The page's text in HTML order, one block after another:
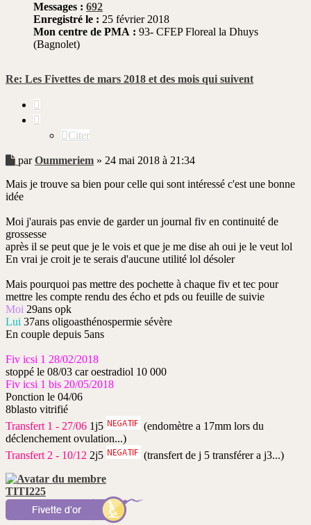
Messages : 692
Enregistré le : 25 février 2018
Mon centre de PMA : 93- CFEP Floreal la Dhuys
(Bagnolet)
Re: Les Fivettes de mars 2018 et des mois qui suivent
Citer
Message
lu
parOummeriem » 24 mai 2018 à 21:34
Mais je trouve sa bien pour celle qui sont intéressé c'est une bonne
idée
Moi j'aurais pas envie de garder un journal fiv en continuité de
grossesse
après il se peut que je le vois et que je me dise ah oui je le veut lol
En vrai je croit je te serais d'aucune utilité lol désoler
Mais pourquoi pas mettre des pochette à chaque fiv et tec pour
mettre les compte rendu des écho et pds ou feuille de suivie
Moi 29ans opk
Lui 37ans oligoasthénospermie sévère
En couple depuis 5ans
Fiv icsi 1 28/02/2018
stoppé le 08/03 car oestradiol 10 000
Fiv icsi 1 bis 20/05/2018
Ponction le 04/06
8blasto vitrifié
Transfert 1 - 27/06 1j5
(endomètre a 17mm lors du
déclenchement ovulation...)
Transfert 2 - 10/12 2j5 (transfert de j 5 transférer a j3...)
TITI225